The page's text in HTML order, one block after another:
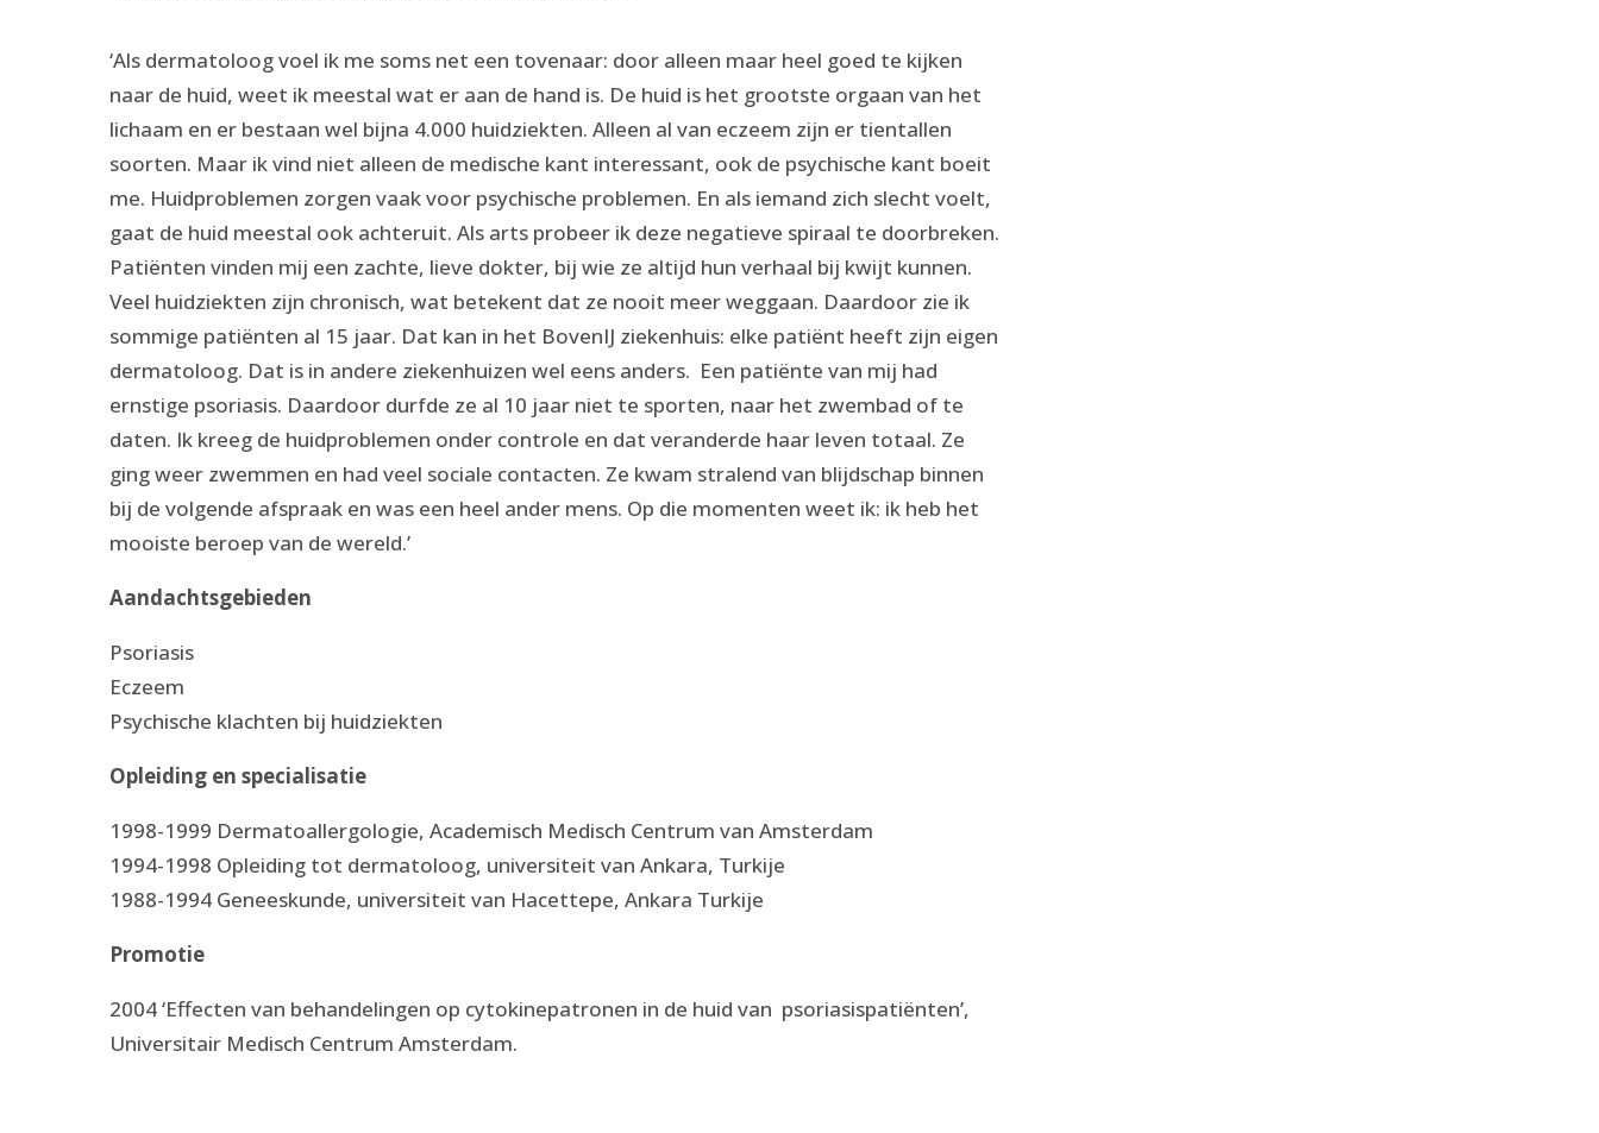
‘Als dermatoloog voel ik me soms net een tovenaar: door alleen maar heel goed te kijken
naar de huid, weet ik meestal wat er aan de hand is. De huid is het grootste orgaan van het
lichaam en er bestaan wel bijna 4.000 huidziekten. Alleen al van eczeem zijn er tientallen
soorten. Maar ik vind niet alleen de medische kant interessant, ook de psychische kant boeit
me. Huidproblemen zorgen vaak voor psychische problemen. En als iemand zich slecht voelt,
gaat de huid meestal ook achteruit. Als arts probeer ik deze negatieve spiraal te doorbreken.
Patiënten vinden mij een zachte, lieve dokter, bij wie ze altijd hun verhaal bij kwijt kunnen.
Veel huidziekten zijn chronisch, wat betekent dat ze nooit meer weggaan. Daardoor zie ik
sommige patiënten al 15 jaar. Dat kan in het BovenIJ ziekenhuis: elke patiënt heeft zijn eigen
dermatoloog. Dat is in andere ziekenhuizen wel eens anders. Een patiënte van mij had
ernstige psoriasis. Daardoor durfde ze al 10 jaar niet te sporten, naar het zwembad of te
daten. Ik kreeg de huidproblemen onder controle en dat veranderde haar leven totaal. Ze
ging weer zwemmen en had veel sociale contacten. Ze kwam stralend van blijdschap binnen
bij de volgende afspraak en was een heel ander mens. Op die momenten weet ik: ik heb het
mooiste beroep van de wereld.’
Aandachtsgebieden
Psoriasis
Eczeem
Psychische klachten bij huidziekten
Opleiding en specialisatie
1998-1999 Dermatoallergologie, Academisch Medisch Centrum van Amsterdam
1994-1998 Opleiding tot dermatoloog, universiteit van Ankara, Turkije
1988-1994 Geneeskunde, universiteit van Hacettepe, Ankara Turkije
Promotie
2004 ‘Effecten van behandelingen op cytokinepatronen in de huid van psoriasispatiënten’,
Universitair Medisch Centrum Amsterdam.